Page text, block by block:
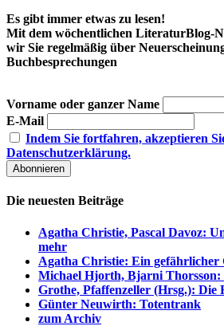
Es gibt immer etwas zu lesen!
Mit dem wöchentlichen LiteraturBlog-
wir Sie regelmäßig über
Buchbesprechungen
Vorname oder ganzer Name
E-Mail
Indem Sie fortfahren, akzeptieren
Datenschutzerklärung.
Die neuesten Beiträge
Agatha Christie, Pascal Davoz:
mehr
Agatha Christie: Ein gefährlicher
Michael Hjorth, Bjarni Thorsson:
Grothe, Pfaffenzeller (Hrsg.): Die
Günter Neuwirth: Totentrank
zum Archiv